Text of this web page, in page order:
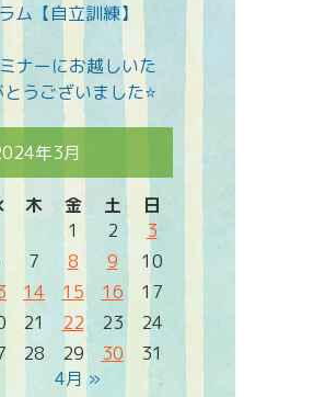
ム【自立訓練】
ナーにお越しいた
うございました⭐
年3月
木 金 土 日
4月 »
1 2
3
7 8 9
10
14 15 16
17
21 22 23
24
28 29 30 31